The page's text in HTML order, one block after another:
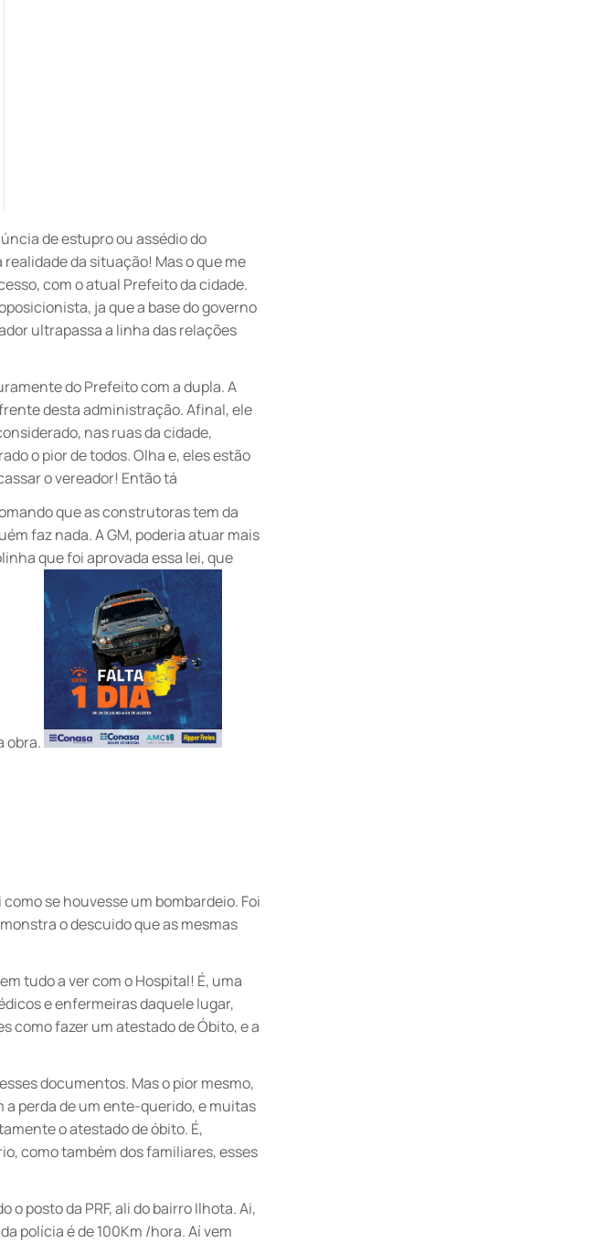
de estupro ou assédio do
realidade da situação! Mas o que me
com o atual Prefeito da cidade.
ja que a base do governo
ultrapassa a linha das relações
do Prefeito com a dupla. A
desta administração. Afinal, ele
nas ruas da cidade,
o pior de todos. Olha e, eles estão
o vereador! Então tá
que as construtoras tem da
faz nada. A GM, poderia atuar mais
que foi aprovada essa lei, que
obra.
se houvesse um bombardeio. Foi
o descuido que as mesmas
tudo a ver com o Hospital! É, uma
e enfermeiras daquele lugar,
como fazer um atestado de Óbito, e a
documentos. Mas o pior mesmo,
perda de um ente-querido, e muitas
o atestado de óbito. É,
como também dos familiares, esses
posto da PRF, ali do bairro Ilhota. Ai,
polícia é de 100Km /hora. Aí vem